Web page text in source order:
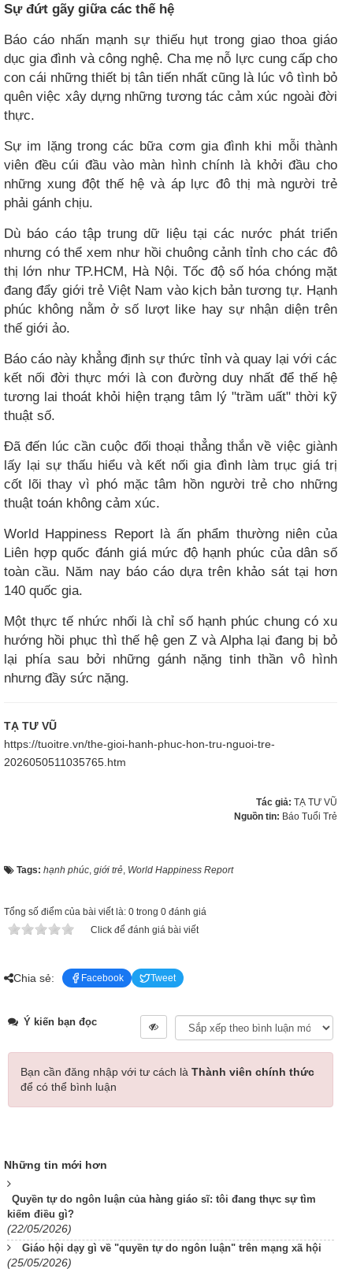
Sự đứt gãy giữa các thế hệ
Báo cáo nhấn mạnh sự thiếu hụt trong giao thoa giáo
dục gia đình và công nghệ. Cha mẹ nỗ lực cung cấp cho
con cái những thiết bị tân tiến nhất cũng là lúc vô tình bỏ
quên việc xây dựng những tương tác cảm xúc ngoài đời
thực.
Sự im lặng trong các bữa cơm gia đình khi mỗi thành
viên đều cúi đầu vào màn hình chính là khởi đầu cho
những xung đột thế hệ và áp lực đô thị mà người trẻ
phải gánh chịu.
Dù báo cáo tập trung dữ liệu tại các nước phát triển
nhưng có thể xem như hồi chuông cảnh tỉnh cho các đô
thị lớn như TP.HCM, Hà Nội. Tốc độ số hóa chóng mặt
đang đẩy giới trẻ Việt Nam vào kịch bản tương tự. Hạnh
phúc không nằm ở số lượt like hay sự nhận diện trên
thế giới ảo.
Báo cáo này khẳng định sự thức tỉnh và quay lại với các
kết nối đời thực mới là con đường duy nhất để thế hệ
tương lai thoát khỏi hiện trạng tâm lý "trầm uất" thời kỹ
thuật số.
Đã đến lúc cần cuộc đối thoại thẳng thắn về việc giành
lấy lại sự thấu hiểu và kết nối gia đình làm trục giá trị
cốt lõi thay vì phó mặc tâm hồn người trẻ cho những
thuật toán không cảm xúc.
World Happiness Report là ấn phẩm thường niên của
Liên hợp quốc đánh giá mức độ hạnh phúc của dân số
toàn cầu. Năm nay báo cáo dựa trên khảo sát tại hơn
140 quốc gia.
Một thực tế nhức nhối là chỉ số hạnh phúc chung có xu
hướng hồi phục thì thế hệ gen Z và Alpha lại đang bị bỏ
lại phía sau bởi những gánh nặng tinh thần vô hình
nhưng đầy sức nặng.
TẠ TƯ VŨ
https://tuoitre.vn/the-gioi-hanh-phuc-hon-tru-nguoi-tre-
2026050511035765.htm
Tác giả: TẠ TƯ VŨ
Nguồn tin: Báo Tuổi Trẻ
Tags: hạnh phúc, giới trẻ, World Happiness Report
Tổng số điểm của bài viết là: 0 trong 0 đánh giá
Click để đánh giá bài viết
Chia sẻ: Facebook Tweet
Ý kiến bạn đọc
Bạn cần đăng nhập với tư cách là Thành viên chính thức
để có thể bình luận
Những tin mới hơn
Quyền tự do ngôn luận của hàng giáo sĩ: tôi đang thực sự tìm
kiếm điều gì?
(22/05/2026)
Giáo hội dạy gì về "quyền tự do ngôn luận" trên mạng xã hội
(25/05/2026)